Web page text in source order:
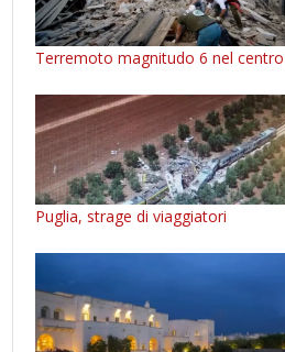
Terremoto magnitudo 6 nel
Puglia, strage di viaggiatori